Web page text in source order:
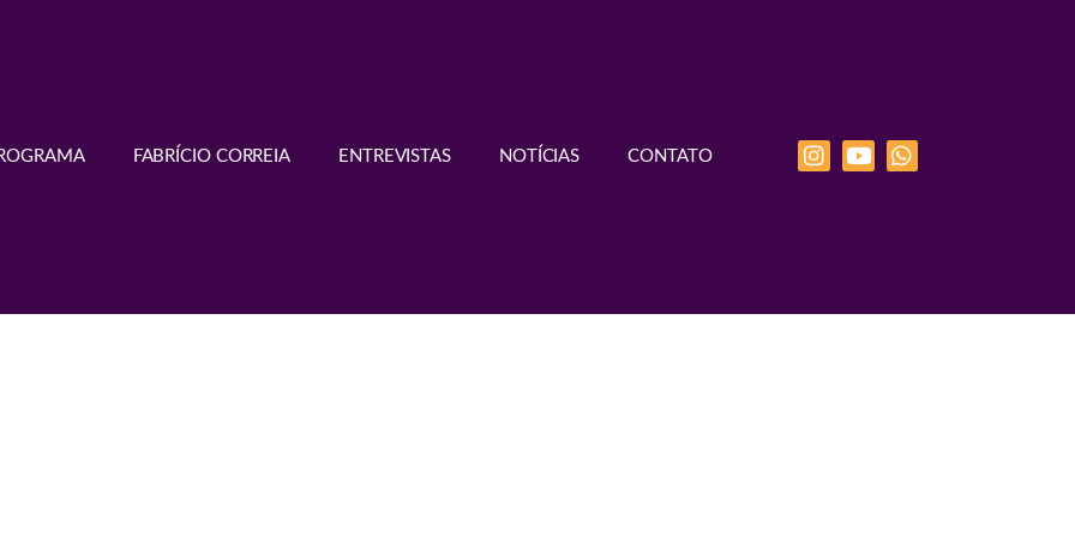
FABRÍCIO CORREIA ENTREVISTAS NOTÍCIAS CONTATO